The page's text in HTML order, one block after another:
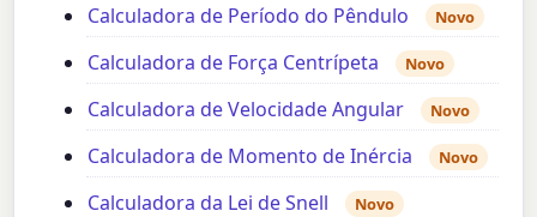
Calculadora de Período do Pêndulo Novo
Calculadora de Força Centrípeta Novo
Calculadora de Velocidade Angular Novo
Calculadora de Momento de Inércia Novo
Calculadora da Lei de Snell Novo